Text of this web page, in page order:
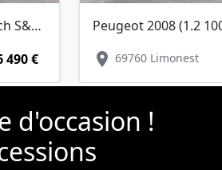
Peugeot 308 SW (1.2 PureTech 130ch S&S Allure)
490 €
Peugeot 2008 (1.2
location_on69760 Limonest
d'occasion !